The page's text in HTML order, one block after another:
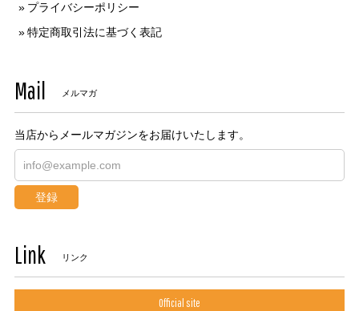
プライバシーポリシー
特定商取引法に基づく表記
Mail メルマガ
当店からメールマガジンをお届けいたします。
登録
Link リンク
Official site